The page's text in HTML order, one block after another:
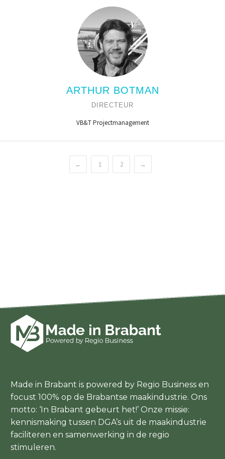
ARTHUR BOTMAN
DIRECTEUR
VB&T Projectmanagement
← 1 2 →
Made in Brabant is powered by Regio Business en
focust 100% op de Brabantse maakindustrie. Ons
motto: ‘In Brabant gebeurt het!’ Onze missie:
kennismaking tussen DGA’s uit de maakindustrie
faciliteren en samenwerking in de regio
stimuleren.